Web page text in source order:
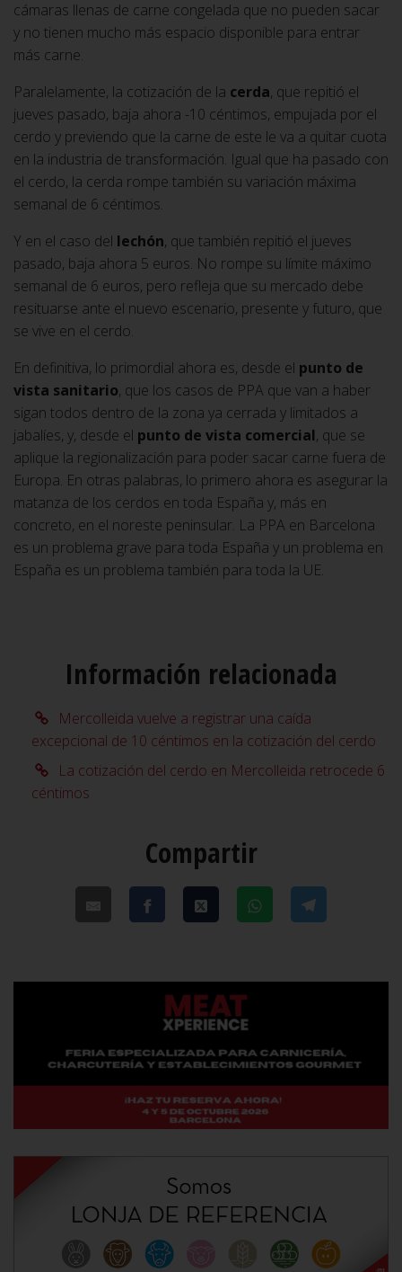
cámaras llenas de carne congelada que no pueden sacar
y no tienen mucho más espacio disponible para entrar
más carne.
Paralelamente, la cotización de la cerda, que repitió el
jueves pasado, baja ahora -10 céntimos, empujada por el
cerdo y previendo que la carne de este le va a quitar cuota
en la industria de transformación. Igual que ha pasado con
el cerdo, la cerda rompe también su variación máxima
semanal de 6 céntimos.
Y en el caso del lechón, que también repitió el jueves
pasado, baja ahora 5 euros. No rompe su límite máximo
semanal de 6 euros, pero refleja que su mercado debe
resituarse ante el nuevo escenario, presente y futuro, que
se vive en el cerdo.
En definitiva, lo primordial ahora es, desde el punto de
vista sanitario, que los casos de PPA que van a haber
sigan todos dentro de la zona ya cerrada y limitados a
jabalíes, y, desde el punto de vista comercial, que se
aplique la regionalización para poder sacar carne fuera de
Europa. En otras palabras, lo primero ahora es asegurar la
matanza de los cerdos en toda España y, más en
concreto, en el noreste peninsular. La PPA en Barcelona
es un problema grave para toda España y un problema en
España es un problema también para toda la UE.
Información relacionada
Mercolleida vuelve a registrar una caída
excepcional de 10 céntimos en la cotización del cerdo
La cotización del cerdo en Mercolleida retrocede 6
céntimos
Compartir